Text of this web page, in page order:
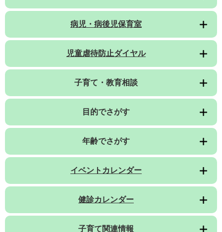
病児・病後児保育室
児童虐待防止ダイヤル
子育て・教育相談
目的でさがす
年齢でさがす
イベントカレンダー
健診カレンダー
子育て関連情報